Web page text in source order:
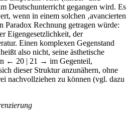
Deutschunterricht gegangen wird. Es
wenn in einem solchen ‚avancierten
Paradox Rechnung getragen würde:
Eigengesetzlichkeit, der
Einen komplexen Gegenstand
also nicht, seine ästhetische
← 20 | 21 → im Gegenteil,
dieser Struktur anzunähern, ohne
nachvollziehen zu können (vgl. dazu